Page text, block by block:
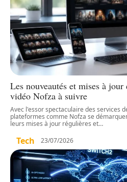
Les nouveautés et mises à
vidéo Nofza à suivre
Avec l'essor spectaculaire des services
plateformes comme Nofza se
leurs mises à jour régulières et…
Tech 23/07/2026